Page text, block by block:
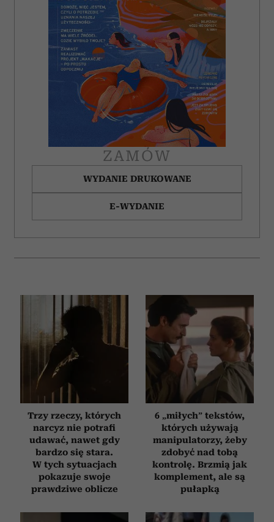
ZAMÓW
WYDANIE DRUKOWANE
E-WYDANIE
Trzy rzeczy, których
narcyz nie potrafi
udawać, nawet gdy
bardzo się stara.
W tych sytuacjach
pokazuje swoje
prawdziwe oblicze
6 „miłych” tekstów,
których używają
manipulatorzy, żeby
zdobyć nad tobą
kontrolę. Brzmią jak
komplement, ale są
pułapką